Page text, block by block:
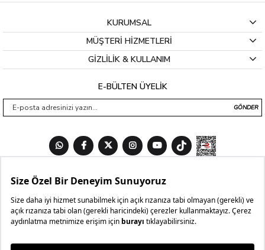
KURUMSAL
MÜŞTERİ HİZMETLERİ
GİZLİLİK & KULLANIM
E-BÜLTEN ÜYELİK
GÖNDER